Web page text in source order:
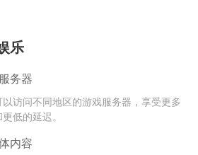
乐
务器
访问不同地区的游戏服务器，享受更多
低的延迟。
内容